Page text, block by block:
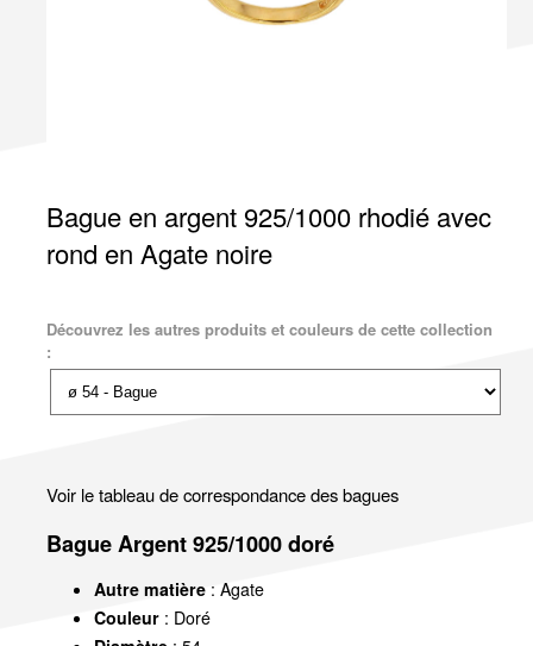
Bague en argent 925/1000 rhodié avec
rond en Agate noire
Découvrez les autres produits et couleurs de cette collection
:
Voir le tableau de correspondance des bagues
Bague Argent 925/1000 doré
Autre matière: Agate
Couleur: Doré